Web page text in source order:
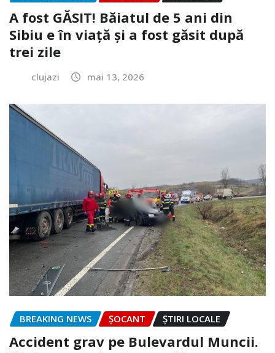
A fost GĂSIT! Băiatul de 5 ani din
Sibiu e în viață și a fost găsit după
trei zile
clujazi mai 13, 2026
BREAKING NEWS ȘOCANT ȘTIRI LOCALE
Accident grav pe Bulevardul Muncii.